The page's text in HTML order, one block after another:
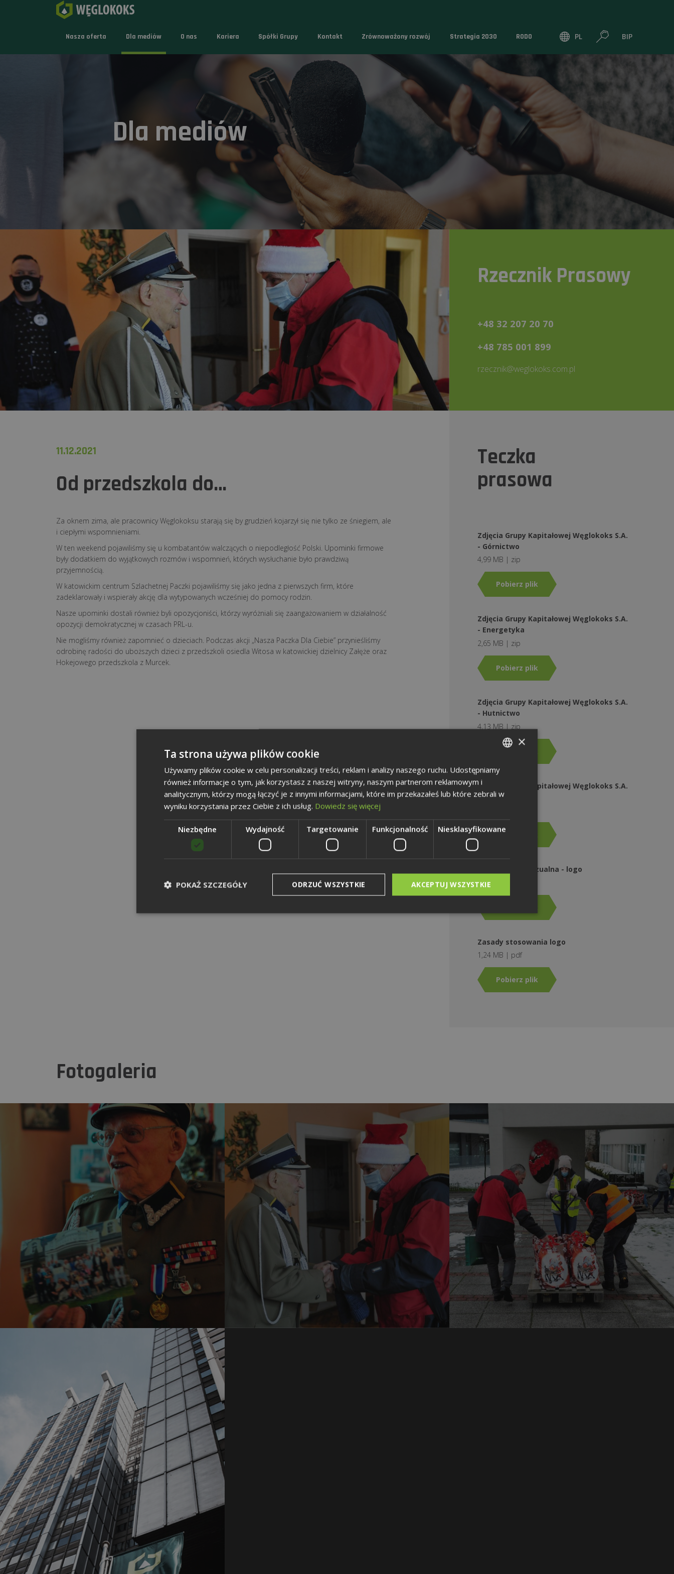
Nasza oferta Dla mediów O nas Kariera Spółki Grupy Kontakt Zrównoważony rozwój Strategia 2030 RODO PL BIP
Dla mediów
Rzecznik Prasowy
+48 32 207 20 70
+48 785 001 899
rzecznik@weglokoks.com.pl
11.12.2021
Od przedszkola do…
Za oknem zima, ale pracownicy Węglokoksu starają się by grudzień kojarzył się nie tylko ze śniegiem, ale
i ciepłymi wspomnieniami.
W ten weekend pojawiliśmy się u kombatantów walczących o niepodległość Polski. Upominki firmowe
były dodatkiem do wyjątkowych rozmów i wspomnień, których wysłuchanie było prawdziwą
przyjemnością.
W katowickim centrum Szlachetnej Paczki pojawiliśmy się jako jedna z pierwszych firm, które
zadeklarowały i wspierały akcję dla wytypowanych wcześniej do pomocy rodzin.
Nasze upominki dostali również byli opozycjoniści, którzy wyróżniali się zaangażowaniem w działalność
opozycji demokratycznej w czasach PRL-u.
Nie mogliśmy również zapomnieć o dzieciach. Podczas akcji „Nasza Paczka Dla Ciebie” przynieśliśmy
odrobinę radości do uboższych dzieci z przedszkoli osiedla Witosa w katowickiej dzielnicy Załęże oraz
Hokejowego przedszkola z Murcek.
Teczka
prasowa
Zdjęcia Grupy Kapitałowej Węglokoks S.A.
- Górnictwo
4,99 MB | zip
Pobierz plik
Zdjęcia Grupy Kapitałowej Węglokoks S.A.
- Energetyka
2,65 MB | zip
Pobierz plik
Zdjęcia Grupy Kapitałowej Węglokoks S.A.
- Hutnictwo
4,13 MB | zip
Pobierz plik
Zdjęcia Grupy Kapitałowej Węglokoks S.A.
- Logistyka
Pobierz plik
Identyfikacja wizualna - logo
83,23 KB | pdf
Zasady stosowania logo
1,24 MB | pdf
Pobierz plik
Fotogaleria
POLISH
×
Ta strona używa plików cookie
Używamy plików cookie w celu personalizacji treści, reklam i analizy naszego ruchu. Udostępniamy
również informacje o tym, jak korzystasz z naszej witryny, naszym partnerom reklamowym i
analitycznym, którzy mogą łączyć je z innymi informacjami, które im przekazałeś lub które zebrali w
wyniku korzystania przez Ciebie z ich usług. Dowiedz się więcej
Niezbędne Wydajność Targetowanie Funkcjonalność Niesklasyfikowane
AKCEPTUJ WSZYSTKIE
ODRZUĆ WSZYSTKIE
POKAŻ SZCZEGÓŁY